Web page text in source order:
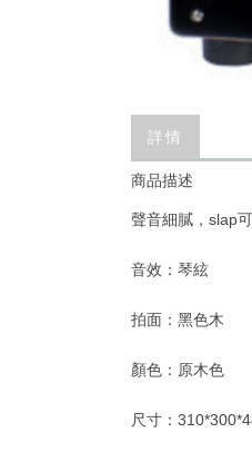
詳情
商品描述
聲音細膩，slap
音效：琴絃
拍面：黑色木
顏色：原木色
尺寸：